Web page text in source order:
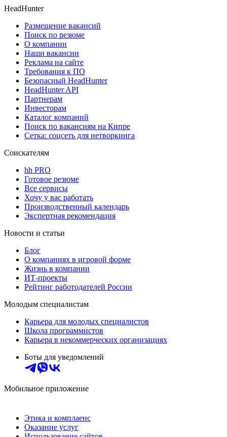
HeadHunter
Размещение вакансий
Поиск по резюме
О компании
Наши вакансии
Реклама на сайте
Требования к ПО
Безопасный HeadHunter
HeadHunter API
Партнерам
Инвесторам
Каталог компаний
Поиск по вакансиям на Кипре
Сетка: соцсеть для нетворкинга
Соискателям
hh PRO
Готовое резюме
Все сервисы
Хочу у вас работать
Производственный календарь
Экспертная рекомендация
Новости и статьи
Блог
О компаниях в игровой форме
Жизнь в компании
ИТ-проекты
Рейтинг работодателей России
Молодым специалистам
Карьера для молодых специалистов
Школа программистов
Карьера в некоммерческих организациях
Боты для уведомлений
Мобильное приложение
Этика и комплаенс
Оказание услуг